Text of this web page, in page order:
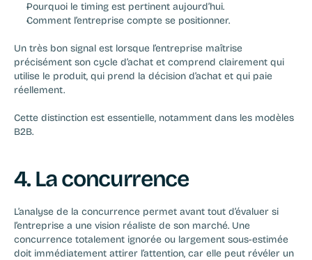
Pourquoi le timing est pertinent aujourd’hui.
Comment l’entreprise compte se positionner.
Un très bon signal est lorsque l’entreprise maîtrise
précisément son cycle d’achat et comprend clairement qui
utilise le produit, qui prend la décision d’achat et qui paie
réellement.
Cette distinction est essentielle, notamment dans les modèles
B2B.
4. La concurrence
L’analyse de la concurrence permet avant tout d’évaluer si
l’entreprise a une vision réaliste de son marché. Une
concurrence totalement ignorée ou largement sous-estimée
doit immédiatement attirer l’attention, car elle peut révéler un